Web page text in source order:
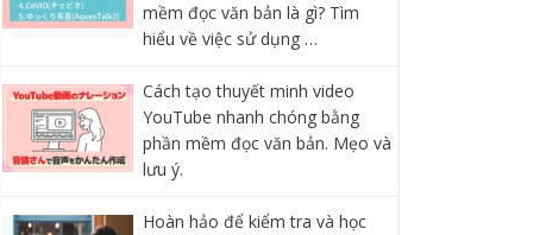
mềm đọc văn bản là gì? Tìm
hiểu về việc sử dụng …
Cách tạo thuyết minh video
YouTube nhanh chóng bằng
phần mềm đọc văn bản. Mẹo và
lưu ý.
Hoàn hảo để kiểm tra và học